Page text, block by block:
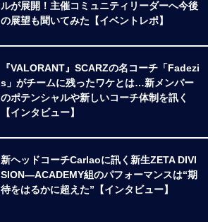
ルが展開！主催コミュニティリーダーへ今後
の展望も聞いてみた【イベントレポ】
『VALORANT』SCARZの名コーチ「Fadezi
s」がチームに残ったワケとは…新メンバー
のポテンシャルや新しいコーチ体制を訊く
【インタビュー】
新ヘッドコーチCarlaoに訊く新生ZETA DIVI
SION―ACADEMY組のパフォーマンスは“期
待をはるかに超えた”【インタビュー】